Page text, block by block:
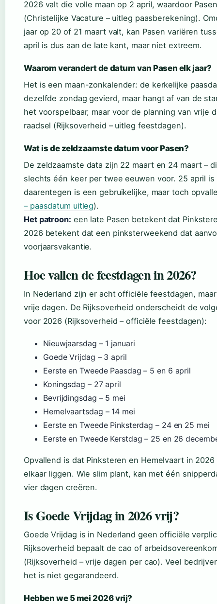
2026 valt die volle maan op 2 april, waardoor
(Christelijke Vacature – uitleg paasberekening).
jaar op 20 of 21 maart valt, kan Pasen variëren
april is dus aan de late kant, maar niet extreem.
Waarom verandert de datum van Pasen elk jaar?
Het is een maan-zonkalender: de kerkelijke
dezelfde zondag gevierd, maar hangt af van de
het voorspelbaar, maar voor de planning van vrije
raadsel (Rijksoverheid – uitleg feestdagen).
Wat is de zeldzaamste datum voor Pasen?
De zeldzaamste data zijn 22 maart en 24 maart –
slechts één keer per twee eeuwen voor. 25 april
daarentegen is een gebruikelijke, maar toch
– paasdatum uitleg).
Het patroon: een late Pasen betekent dat
2026 betekent dat een pinksterweekend dat
voorjaarsvakantie.
Hoe vallen de feestdagen in 2026?
In Nederland zijn er acht officiële feestdagen,
vrije dagen. De Rijksoverheid onderscheidt de
voor 2026 (Rijksoverheid – officiële feestdagen):
Nieuwjaarsdag – 1 januari
Goede Vrijdag – 3 april
Eerste en Tweede Paasdag – 5 en 6 april
Koningsdag – 27 april
Bevrijdingsdag – 5 mei
Hemelvaartsdag – 14 mei
Eerste en Tweede Pinksterdag – 24 en 25 mei
Eerste en Tweede Kerstdag – 25 en 26
Opvallend is dat Pinksteren en Hemelvaart in
elkaar liggen. Wie slim plant, kan met één
vier dagen creëren.
Is Goede Vrijdag in 2026 vrij?
Goede Vrijdag is in Nederland geen officiële
Rijksoverheid bepaalt de cao of
(Rijksoverheid – vrije dagen per cao). Veel
het is niet gegarandeerd.
Hebben we 5 mei 2026 vrij?